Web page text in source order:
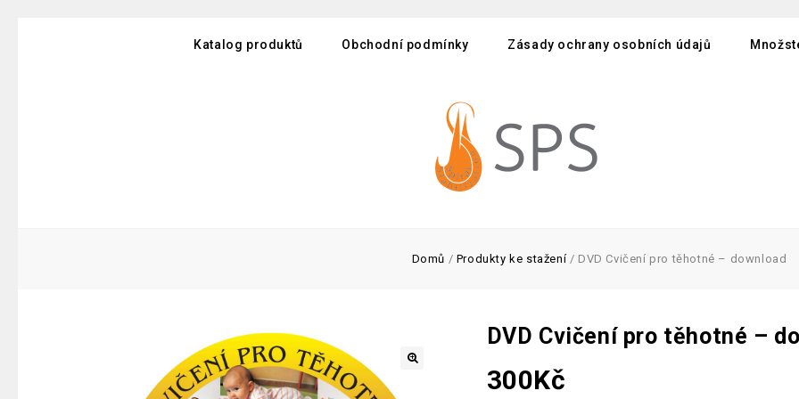
Katalog produktů Obchodní podmínky Zásady ochrany osobních údajů
Domů / Produkty ke stažení/ DVD Cvičení pro těhotné – download
DVD Cvičení pro těhotné –
300Kč